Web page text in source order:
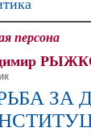
персона